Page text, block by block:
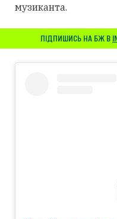
музиканта.
ПІДПИШИСЬ НА БЖ В